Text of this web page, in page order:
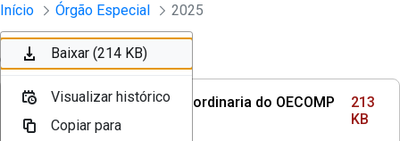
Pular para o Conteúdo principal
Sessões e Reuniões - Documentos
Início Órgão Especial 2025
Ordenar Filtro
Ata da 1ª Sessão Extraordinaria do OECOMP
22.09.25 - DOE
213
KB
Baixar (213 KB)
Visualizar histórico
Copiar para
Baixar (213 KB)
Visualizar histórico
Copiar para
Baixar (214 KB)
Visualizar histórico
Copiar para